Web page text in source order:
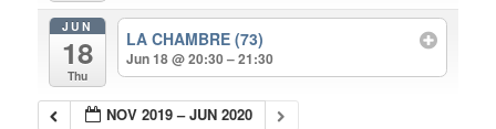
JUN
18
Thu
LA CHAMBRE (73)
Jun 18 @ 20:30 – 21:30
NOV 2019 – JUN 2020